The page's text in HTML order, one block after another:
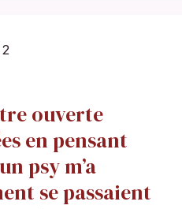
ouverte
en pensant
psy m’a
se passaient